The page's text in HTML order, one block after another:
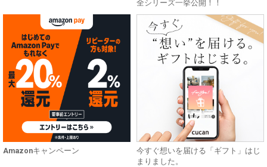
全シリーズ一挙公開！！
Amazonキャンペーン
今すぐ想いを届ける「ギフト」はじ
まりました。